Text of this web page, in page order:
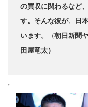
の買収に関わるなど
す。そんな彼が、日
います。（朝日新聞
田屋竜太）